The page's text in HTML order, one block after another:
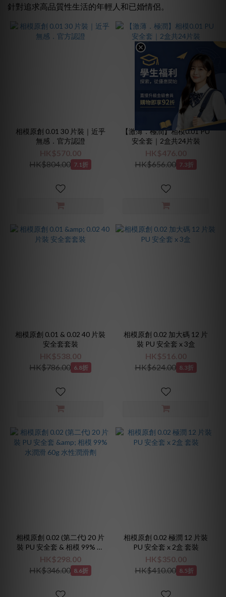
(13)
價格
(HK$)
酯
針對追求高品質性生活的年輕人和已婚情侶。
相模原創 0.01 30 片裝｜近乎
無感．官方認證
HK$570.00
HK$804.00 7.1折
【激薄．極潤】相模0.01 PU
安全套｜2盒共24片裝
HK$476.00
HK$656.00 7.3折
相模原創 0.01 & 0.02 40 片裝
安全套套裝
HK$538.00
HK$786.00 6.8折
相模原創 0.02 加大碼 12 片
裝 PU 安全套 x 3盒
HK$516.00
HK$624.00 8.3折
相模原創 0.02 (第二代) 20 片
裝 PU 安全套 & 相模 99% 水
潤滑 60g 水性潤滑劑
HK$298.00
HK$346.00 8.6折
相模原創 0.02 極潤 12 片裝
PU 安全套 x 2盒 套裝
HK$350.00
HK$410.00 8.5折